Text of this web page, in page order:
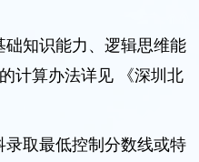
知识能力、逻辑思维能
计算办法详见 《深圳北
取最低控制分数线或特